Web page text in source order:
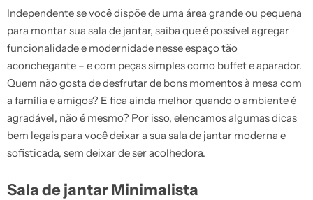
Independente se você dispõe de uma área grande ou pequena
para montar sua sala de jantar, saiba que é possível agregar
funcionalidade e modernidade nesse espaço tão
aconchegante – e com peças simples como buffet e aparador.
Quem não gosta de desfrutar de bons momentos à mesa com
a família e amigos? E fica ainda melhor quando o ambiente é
agradável, não é mesmo? Por isso, elencamos algumas dicas
bem legais para você deixar a sua sala de jantar moderna e
sofisticada, sem deixar de ser acolhedora.
Sala de jantar Minimalista